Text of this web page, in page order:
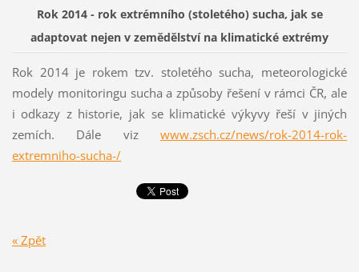
Rok 2014 - rok extrémního (stoletého) sucha, jak se
adaptovat nejen v zemědělství na klimatické extrémy
Rok 2014 je rokem tzv. stoletého sucha, meteorologické
modely monitoringu sucha a způsoby řešení v rámci ČR, ale
i odkazy z historie, jak se klimatické výkyvy řeší v jiných
zemích. Dále vizwww.zsch.cz/news/rok-2014-rok-
extremniho-sucha-/
« Zpět